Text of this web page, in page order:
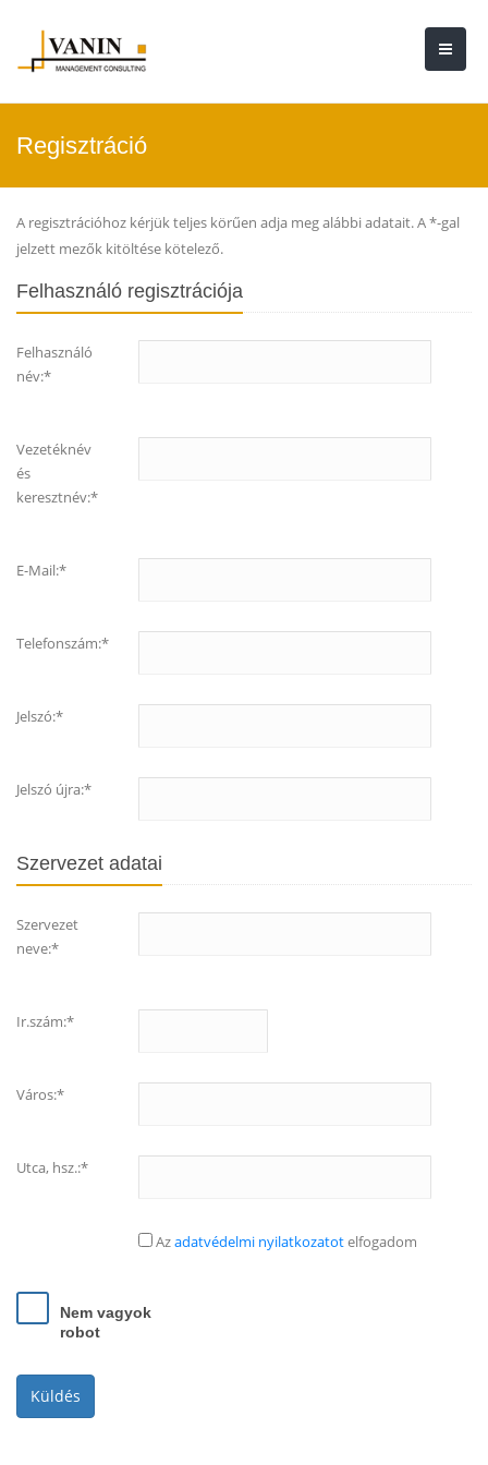
Regisztráció
A regisztrációhoz kérjük teljes körűen adja meg alábbi adatait. A *-gal
jelzett mezők kitöltése kötelező.
Felhasználó regisztrációja
Felhasználó
név:*
Vezetéknév
és
keresztnév:*
E-Mail:*
Telefonszám:*
Jelszó:*
Jelszó újra:*
Szervezet adatai
Szervezet
neve:*
Ir.szám:*
Város:*
Utca, hsz.:*
Azadatvédelmi nyilatkozatotelfogadom
Nem vagyok
robot
Küldés